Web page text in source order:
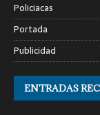
Policiacas
Portada
Publicidad
ENTRADAS